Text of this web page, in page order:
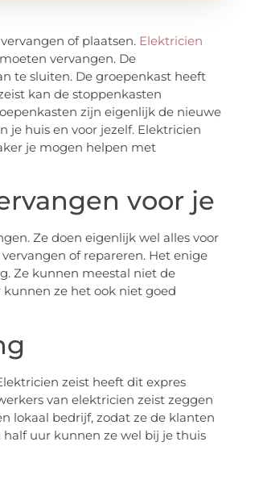
of plaatsen. Elektricien
vervangen. De
te sluiten. De groepenkast heeft
kan de stoppenkasten
zijn eigenlijk de nieuwe
je huis en voor jezelf. Elektricien
je mogen helpen met
voor je
Ze doen eigenlijk wel alles voor
of repareren. Het enige
Ze kunnen meestal niet de
ze het ook niet goed
zeist heeft dit expres
van elektricien zeist zeggen
lokaal bedrijf, zodat ze de klanten
uur kunnen ze wel bij je thuis